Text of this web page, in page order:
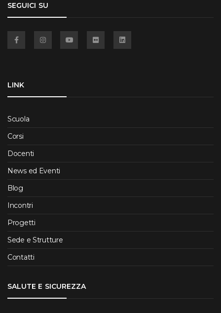
SEGUICI SU
LINK
Scuola
Corsi
Docenti
News ed Eventi
Blog
Incontri
Progetti
Sede e Strutture
Contatti
SALUTE E SICUREZZA